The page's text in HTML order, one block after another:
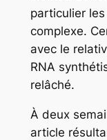
particulier
complexe.
avec le
RNA
relâché.
À deux
article